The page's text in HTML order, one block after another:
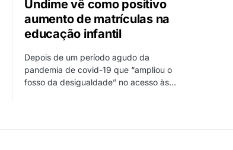
Undime vê como positivo
aumento de matrículas na
educação infantil
Depois de um período agudo da
pandemia de covid-19 que “ampliou o
fosso da desigualdade” no acesso às…